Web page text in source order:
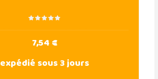
7,54 €
expédié sous 3 jours